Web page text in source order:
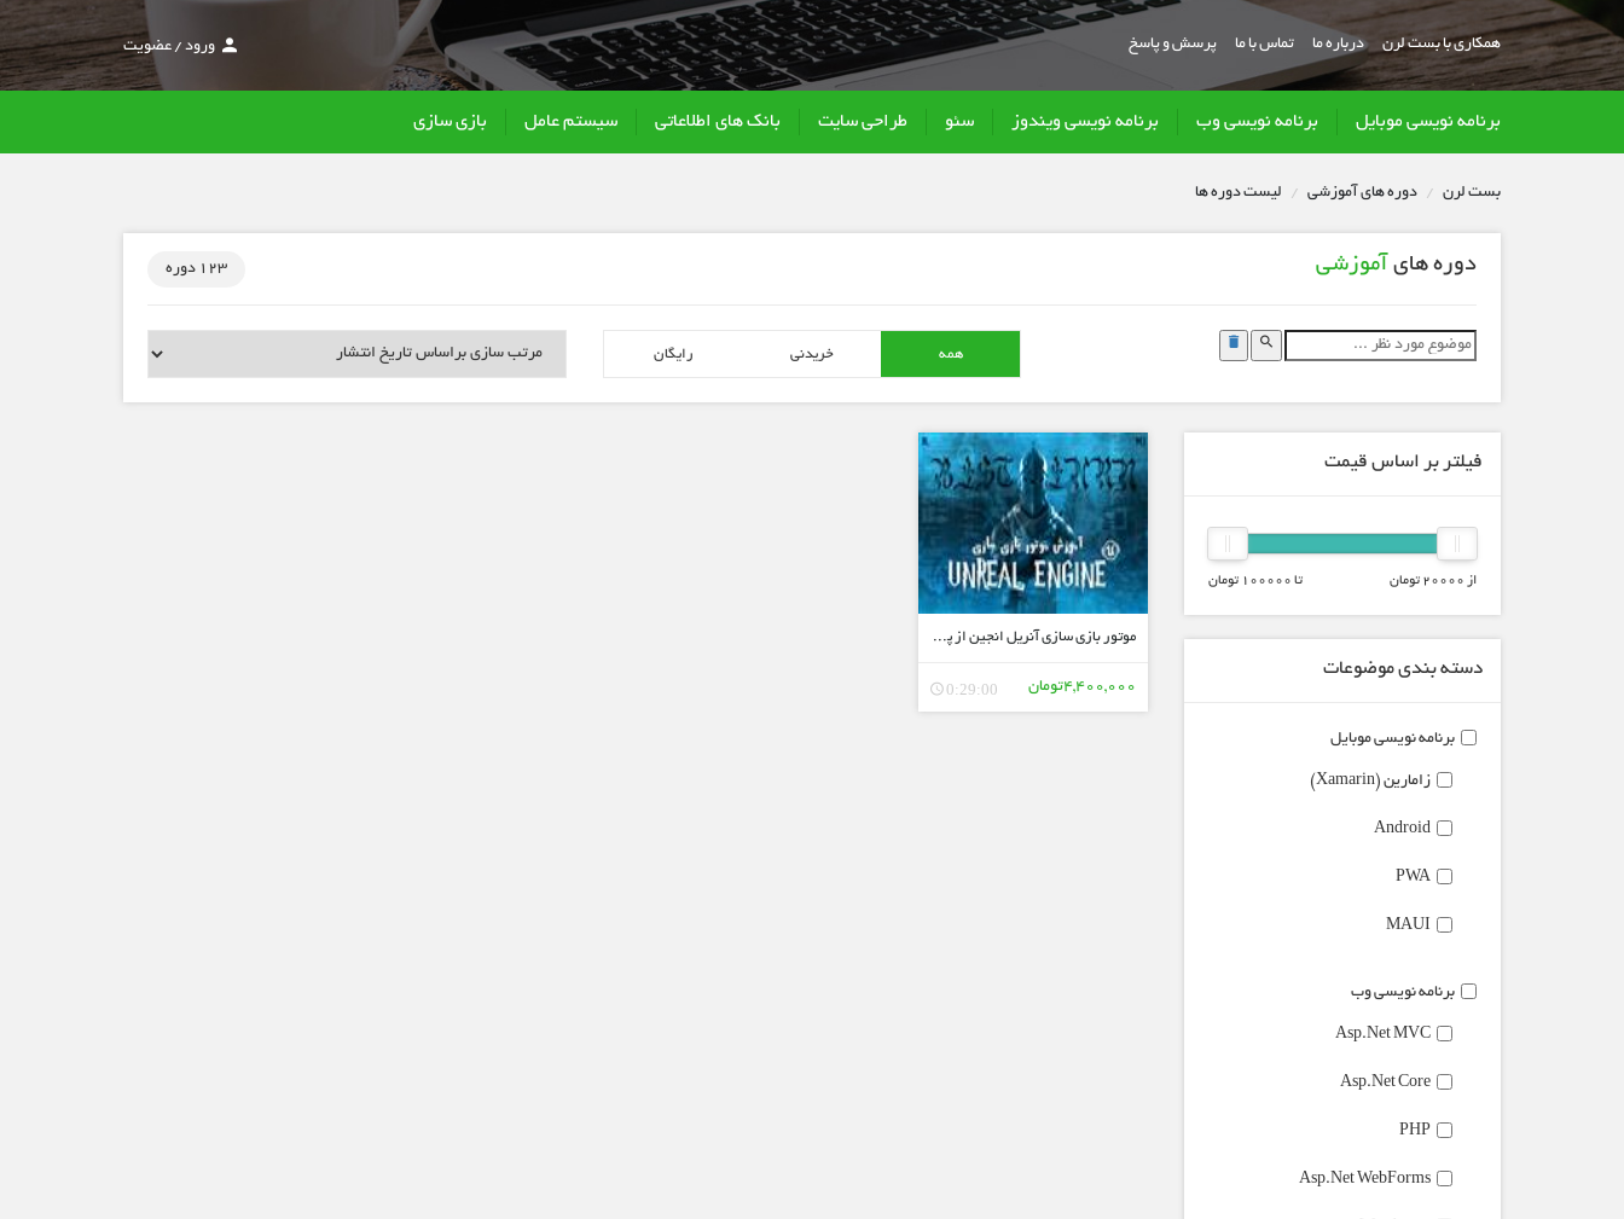
همکاری با بست لرن درباره ما تماس با ما پرسش و پاسخ ورود /عضویت
برنامه نویسی موبایل برنامه نویسی وب برنامه نویسی ویندوز سئو طراحی سایت بانک های اطلاعاتی سیستم عامل بازی سازی
بست لرن دوره های آموزشی لیست دوره ها
دوره های آموزشی 123 دوره
همه خریدنی رایگان
فیلتر بر اساس قیمت
تا 100000 تومان از 20000 تومان
دسته بندی موضوعات
برنامه نویسی موبایل
زامارین (Xamarin)
Android
PWA
MAUI
برنامه نویسی وب
Asp.Net MVC
Asp.Net Core
PHP
Asp.Net WebForms
موتور بازی سازی آنریل انجین از پایه
4,400,000تومان 0:29:00